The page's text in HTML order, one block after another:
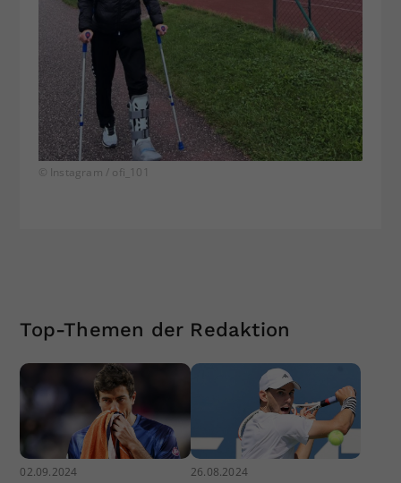
© Instagram / ofi_101
Top-Themen der Redaktion
02.09.2024 26.08.2024